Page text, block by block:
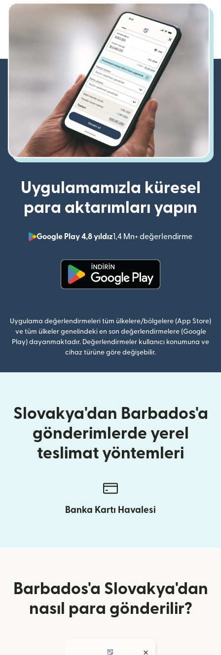
Uygulamamızla küresel
para aktarımları yapın
Google Play 4,8 yıldız1,4 Mn+ değerlendirme
Uygulama değerlendirmeleri tüm ülkelere/bölgelere (App Store)
ve tüm ülkeler genelindeki en son değerlendirmelere (Google
Play) dayanmaktadır. Değerlendirmeler kullanıcı konumuna ve
cihaz türüne göre değişebilir.
Slovakya'dan Barbados'a
gönderimlerde yerel
teslimat yöntemleri
Banka Kartı Havalesi
Barbados'a Slovakya'dan
nasıl para gönderilir?